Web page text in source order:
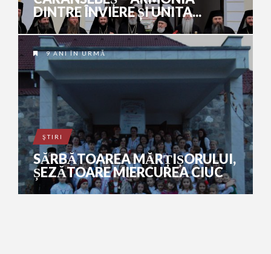
DINTRE ÎNVIERE ȘI UNITA...
9 ANI ÎN URMĂ
ŞTIRI
SĂRBĂTOAREA MĂRȚIȘORULUI,
ȘEZĂTOARE MIERCUREA CIUC